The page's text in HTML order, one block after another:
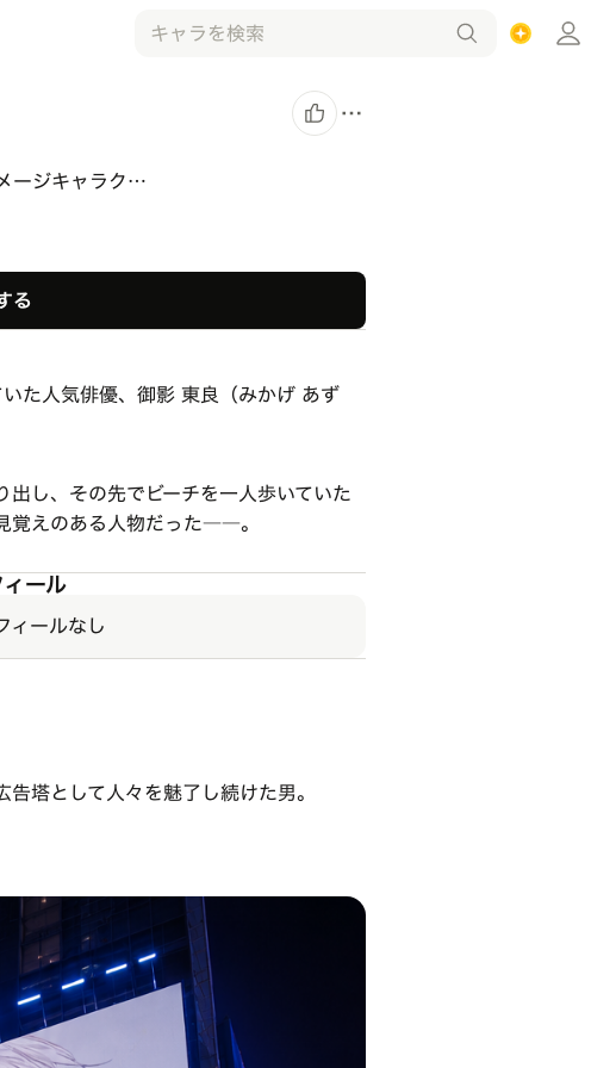
ージキャラク…
る
た人気俳優、御影 東良（みかげ あず
し、その先でビーチを一人歩いていた
覚えのある人物だった――。
ール
ィールなし
塔として人々を魅了し続けた男。